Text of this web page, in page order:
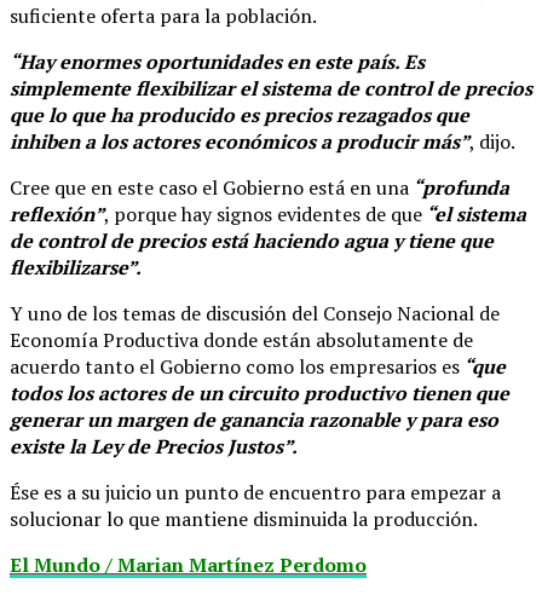
suficiente oferta para la población.
“Hay enormes oportunidades en este país. Es
simplemente flexibilizar el sistema de control de precios
que lo que ha producido es precios rezagados que
inhiben a los actores económicos a producir más”, dijo.
Cree que en este caso el Gobierno está en una “profunda
reflexión”, porque hay signos evidentes de que “el sistema
de control de precios está haciendo agua y tiene que
flexibilizarse”.
Y uno de los temas de discusión del Consejo Nacional de
Economía Productiva donde están absolutamente de
acuerdo tanto el Gobierno como los empresarios es “que
todos los actores de un circuito productivo tienen que
generar un margen de ganancia razonable y para eso
existe la Ley de Precios Justos”.
Ése es a su juicio un punto de encuentro para empezar a
solucionar lo que mantiene disminuida la producción.
El Mundo / Marian Martínez Perdomo